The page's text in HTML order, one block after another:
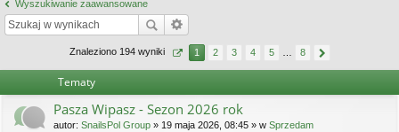
Wyszukiwanie zaawansowane
Znaleziono 194 wyniki 1 2 3 4 5 8
Tematy
Pasza Wipasz - Sezon 2026 rok
autor: SnailsPol Group » 19 maja 2026, 08:45 » w Sprzedam